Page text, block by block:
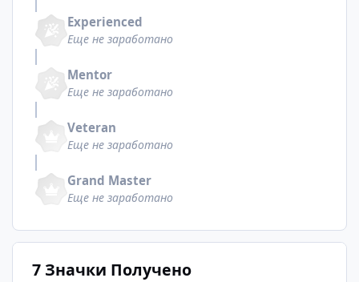
Experienced
Еще не заработано
Mentor
Еще не заработано
Veteran
Еще не заработано
Grand Master
Еще не заработано
7 Значки Получено